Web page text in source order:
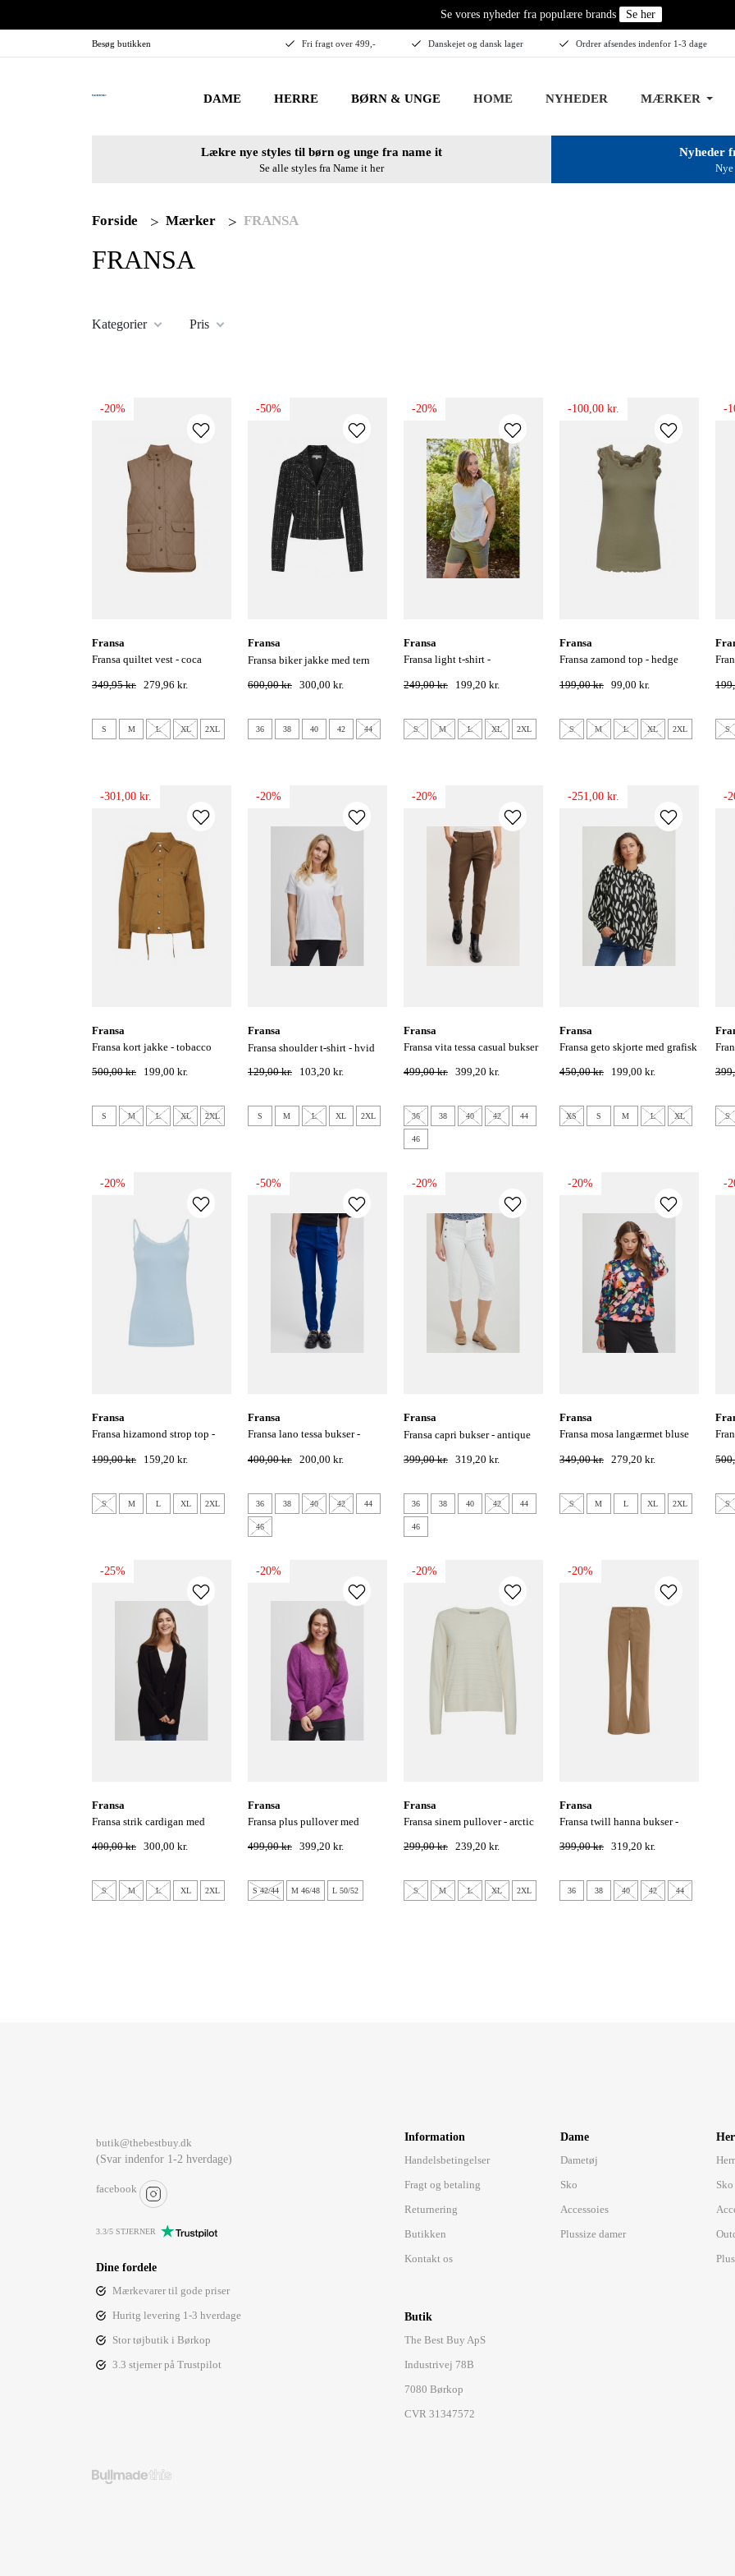
Se vores nyheder fra populære brands Se her
Besøg butikken Fri fragt over 499,- Danskejet og dansk lager Ordrer afsendes indenfor 1-3 dage
DAME HERRE BØRN & UNGE HOME NYHEDER MÆRKER
Lækre nye styles til børn og unge fra name it
Se alle styles fra Name it her
Nyheder
Forside Mærker FRANSA
FRANSA
Kategorier Pris
-20%
fransa
fransa quiltet vest - coca
349,95 kr. 279,96 kr.
S M L XL 2XL
-50%
fransa
fransa biker jakke med tern
600,00 kr.
300,00 kr.
36 38 40 42 44
-20%
fransa
fransa light t-shirt -
249,00 kr. 199,20 kr.
S M L XL 2XL
-100,00 kr.
fransa
fransa zamond top - hedge
199,00 kr. 99,00 kr.
S M L XL 2XL
-
fransa zamon blonde top -
S
-301,00 kr.
fransa
fransa kort jakke - tobacco
500,00 kr. 199,00 kr.
S M L XL 2XL
-20%
fransa
fransa shoulder t-shirt - hvid
129,00 kr.
103,20 kr.
S M L XL 2XL
-20%
fransa
fransa vita tessa casual bukser
499,00 kr. 399,20 kr.
36 38 40 42 44
46
-251,00 kr.
fransa
fransa geto skjorte med grafisk
450,00 kr. 199,00 kr.
XS S M L XL
-
fransa blume pullover med
S
-20%
fransa
fransa hizamond strop top -
199,00 kr. 159,20 kr.
S M L XL 2XL
-50%
fransa
fransa lano tessa bukser -
400,00 kr. 200,00 kr.
36 38 40 42 44
46
-20%
fransa
fransa capri bukser - antique
399,00 kr.
319,20 kr.
36 38 40 42 44
46
-20%
fransa
fransa mosa langærmet bluse
349,00 kr. 279,20 kr.
S M L XL 2XL
-
fransa mosa langærmet kjole
S
-25%
fransa
fransa strik cardigan med
400,00 kr. 300,00 kr.
S M L XL 2XL
-20%
fransa
fransa plus pullover med
499,00 kr. 399,20 kr.
S 42/44 M 46/48 L 50/52
-20%
fransa
fransa sinem pullover - arctic
299,00 kr. 239,20 kr.
S M L XL 2XL
-20%
fransa
fransa twill hanna bukser -
399,00 kr. 319,20 kr.
36 38 40 42 44
butik@thebestbuy.dk
(Svar indenfor 1-2 hverdage)
facebook
3.3/5 STJERNER
Dine fordele
Mærkevarer til gode priser
Huritg levering 1-3 hverdage
Stor tøjbutik i Børkop
3.3 stjerner på Trustpilot
Information
Handelsbetingelser
Fragt og betaling
Returnering
Butikken
Kontakt os
Butik
The Best Buy ApS
Industrivej 78B
7080 Børkop
CVR 31347572
Dame
Dametøj
Sko
Accessoies
Plussize damer
Sko